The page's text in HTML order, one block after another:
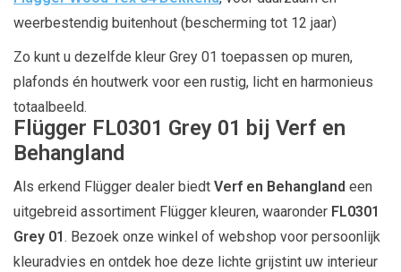
weerbestendig buitenhout (bescherming tot 12 jaar)
Zo kunt u dezelfde kleur Grey 01 toepassen op muren,
plafonds én houtwerk voor een rustig, licht en harmonieus
totaalbeeld.
Flügger FL0301 Grey 01 bij Verf en
Behangland
Als erkend Flügger dealer biedt Verf en Behangland een
uitgebreid assortiment Flügger kleuren, waaronder FL0301
Grey 01. Bezoek onze winkel of webshop voor persoonlijk
kleuradvies en ontdek hoe deze lichte grijstint uw interieur